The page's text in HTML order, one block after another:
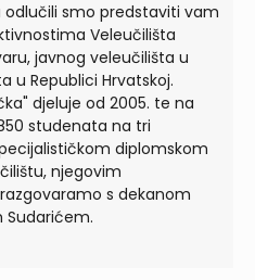
smo predstaviti vam
Veleučilišta
javnog veleučilišta u
u Republici Hrvatskoj.
djeluje od 2005. te na
studenata na tri
diplomskom
njegovim
s dekanom
Sudarićem.